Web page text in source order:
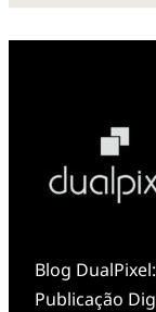
Blog
Publicação